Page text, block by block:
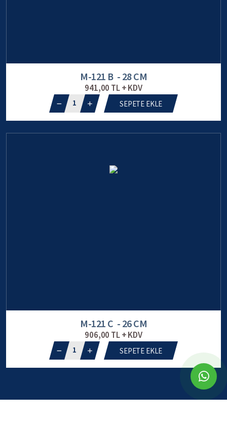
M-121 B - 28 CM
941,00 TL + KDV
1 SEPETE EKLE
M-121 C - 26 CM
906,00 TL + KDV
1 SEPETE EKLE